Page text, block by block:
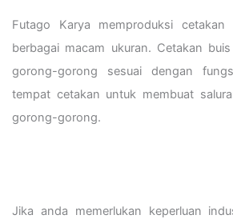
Futago Karya memproduksi
berbagai macam ukuran. Cetakan
gorong-gorong sesuai dengan
tempat cetakan untuk membuat
gorong-gorong.
Jika anda memerlukan keperluan